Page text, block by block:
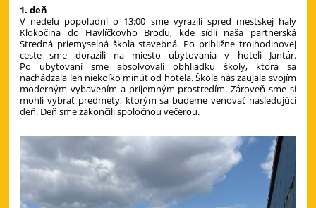
1. deň
V nedeľu popoludní o 13:00 sme vyrazili spred mestskej haly
Klokočina do Havlíčkovho Brodu, kde sídli naša partnerská
Stredná priemyselná škola stavebná. Po približne trojhodinovej
ceste sme dorazili na miesto ubytovania v hoteli Jantár.
Po ubytovaní sme absolvovali obhliadku školy, ktorá sa
nachádzala len niekoľko minút od hotela. Škola nás zaujala svojím
moderným vybavením a príjemným prostredím. Zároveň sme si
mohli vybrať predmety, ktorým sa budeme venovať nasledujúci
deň. Deň sme zakončili spoločnou večerou.